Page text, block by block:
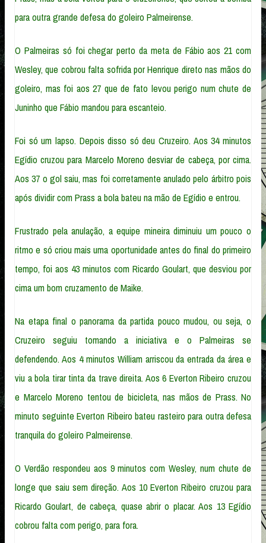
para outra grande defesa do goleiro Palmeirense.
O Palmeiras só foi chegar perto da meta de Fábio aos 21 com
Wesley, que cobrou falta sofrida por Henrique direto nas mãos do
goleiro, mas foi aos 27 que de fato levou perigo num chute de
Juninho que Fábio mandou para escanteio.
Foi só um lapso. Depois disso só deu Cruzeiro. Aos 34 minutos
Egídio cruzou para Marcelo Moreno desviar de cabeça, por cima.
Aos 37 o gol saiu, mas foi corretamente anulado pelo árbitro pois
após dividir com Prass a bola bateu na mão de Egídio e entrou.
Frustrado pela anulação, a equipe mineira diminuiu um pouco o
ritmo e só criou mais uma oportunidade antes do final do primeiro
tempo, foi aos 43 minutos com Ricardo Goulart, que desviou por
cima um bom cruzamento de Maike.
Na etapa final o panorama da partida pouco mudou, ou seja, o
Cruzeiro seguiu tomando a iniciativa e o Palmeiras se
defendendo. Aos 4 minutos William arriscou da entrada da área e
viu a bola tirar tinta da trave direita. Aos 6 Everton Ribeiro cruzou
e Marcelo Moreno tentou de bicicleta, nas mãos de Prass. No
minuto seguinte Everton Ribeiro bateu rasteiro para outra defesa
tranquila do goleiro Palmeirense.
O Verdão respondeu aos 9 minutos com Wesley, num chute de
longe que saiu sem direção. Aos 10 Everton Ribeiro cruzou para
Ricardo Goulart, de cabeça, quase abrir o placar. Aos 13 Egídio
cobrou falta com perigo, para fora.